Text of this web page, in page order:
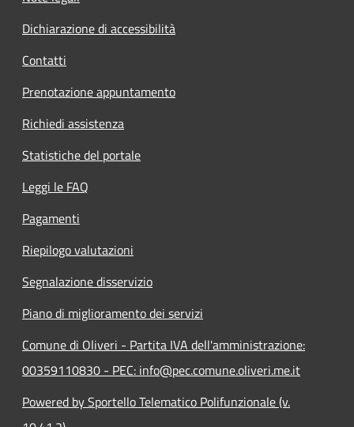
Dichiarazione di accessibilità
Contatti
Prenotazione appuntamento
Richiedi assistenza
Statistiche del portale
Leggi le FAQ
Pagamenti
Riepilogo valutazioni
Segnalazione disservizio
Piano di miglioramento dei servizi
Comune di Oliveri - Partita IVA dell'amministrazione:
00359110830 - PEC: info@pec.comune.oliveri.me.it
Powered by Sportello Telematico Polifunzionale (v.